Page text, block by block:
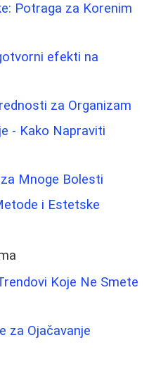
Potraga za Korenim
efekti na
za Organizam
- Kako Napraviti
Mnoge Bolesti
i Estetske
Koje Ne Smete
za Ojačavanje